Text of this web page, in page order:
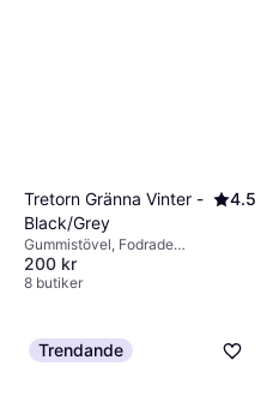
Tretorn Gränna Vinter -
Black/Grey
4.5
Gummistövel, Fodrade
gummistövlar, Vinterstövel, Gummi
200 kr
8 butiker
Trendande